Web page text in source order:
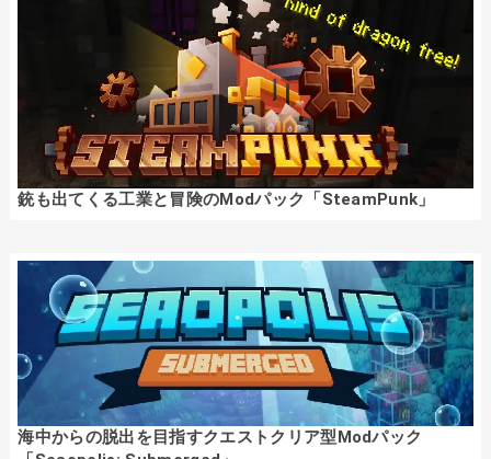
銃も出てくる工業と冒険のModパック「SteamPunk」
海中からの脱出を目指すクエストクリア型Modパック